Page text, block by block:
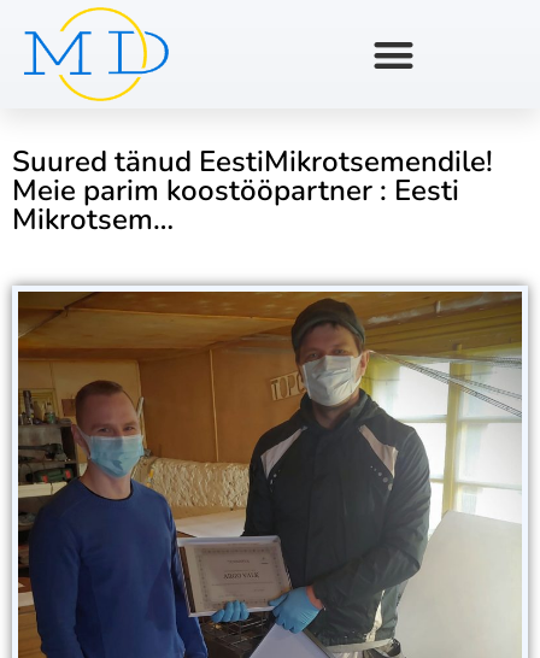
Suured tänud EestiMikrotsemendile!
Meie parim koostööpartner : Eesti
Mikrotsem…